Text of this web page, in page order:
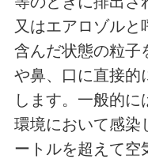
又はエアロゾルと
含んだ状態の粒子
や鼻、口に直接的
します。一般的に
環境において感染
ートルを超えて空